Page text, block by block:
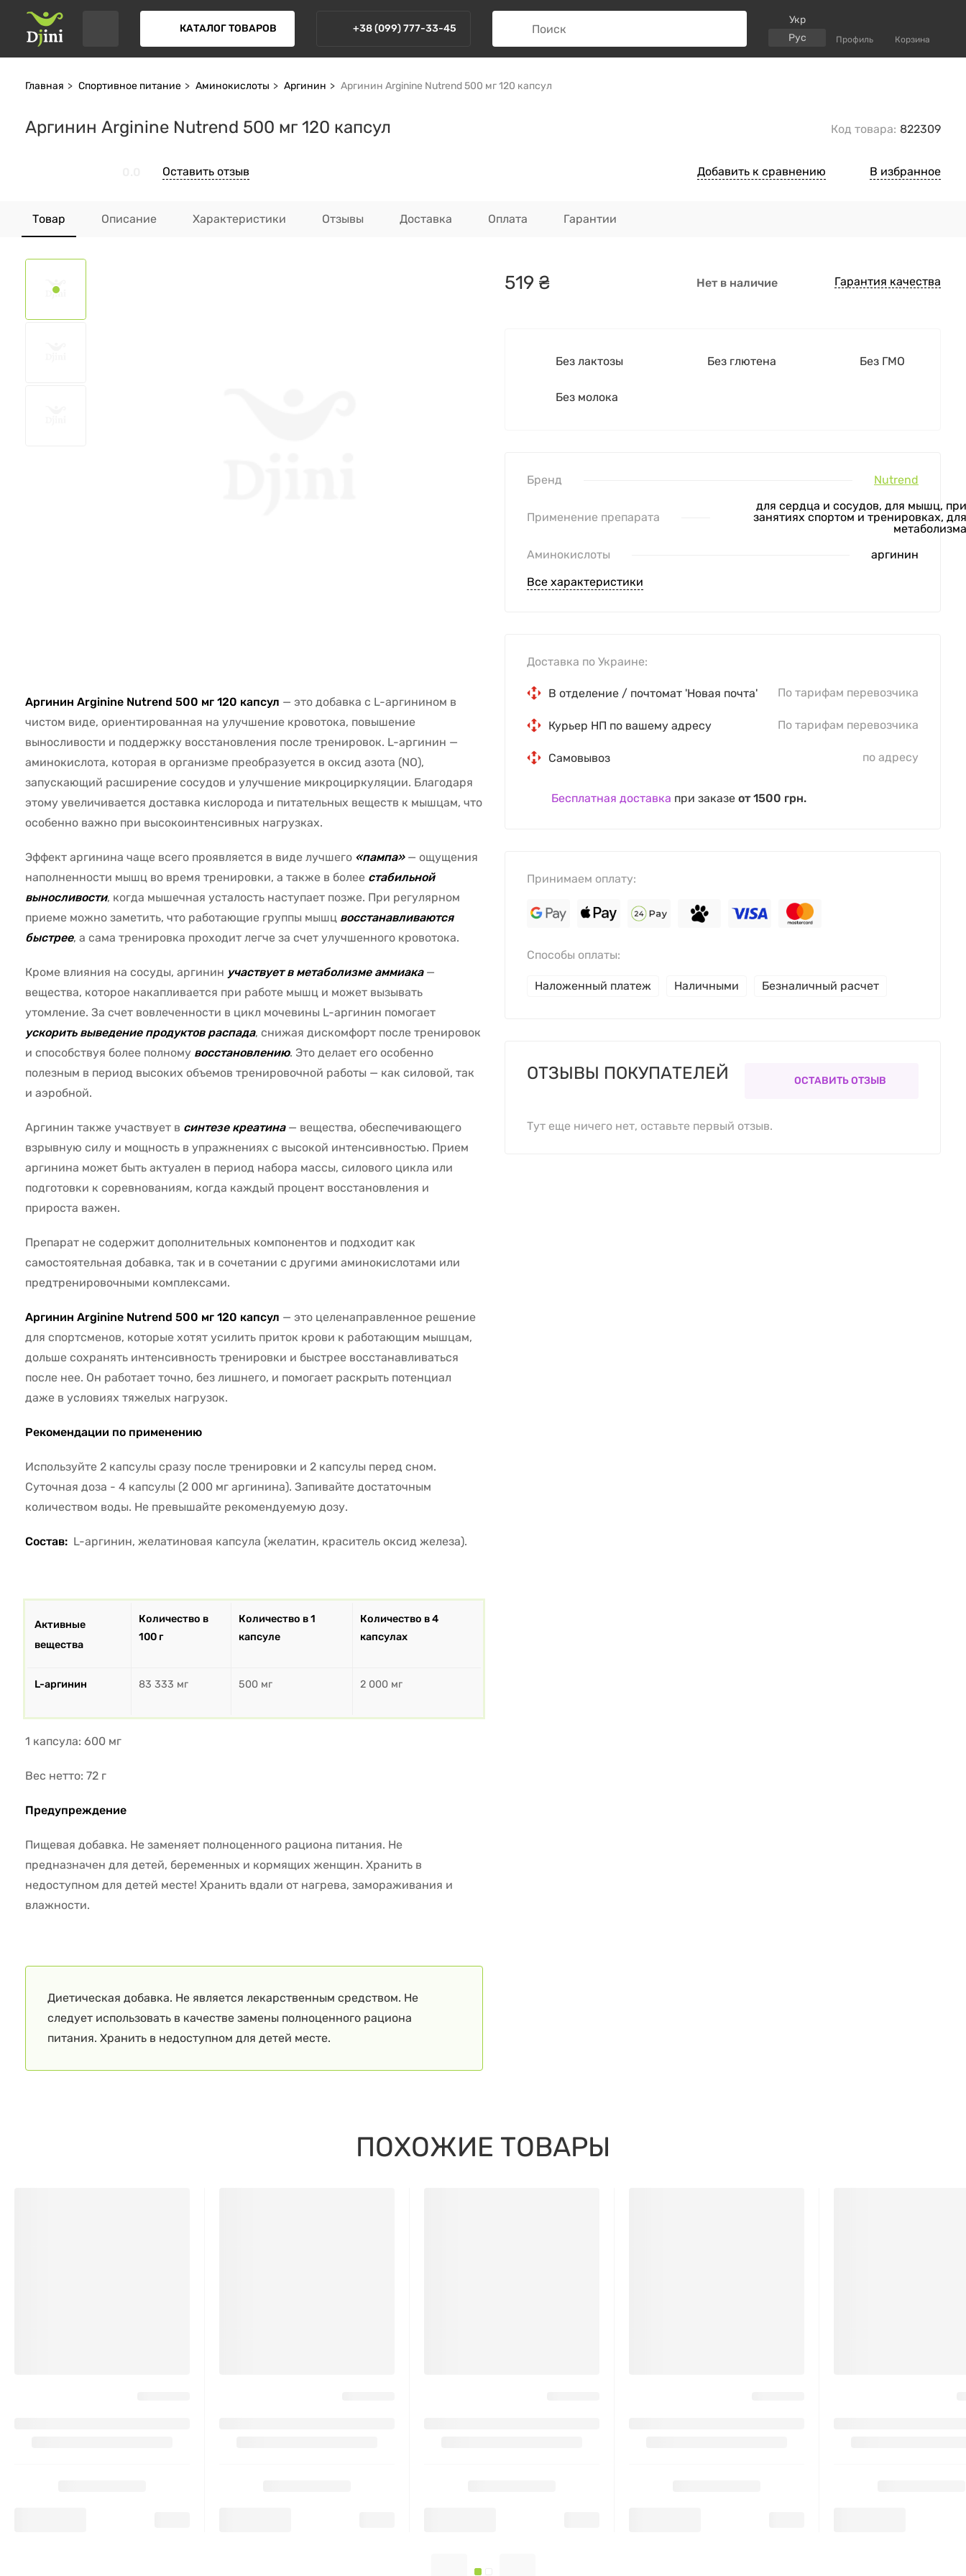
КАТАЛОГ ТОВАРОВ +38 (099) 777-33-45
Укр
Рус
Профиль Корзина
Главная Спортивное питание Аминокислоты Аргинин Аргинин Arginine Nutrend 500 мг 120 капсул
Аргинин Arginine Nutrend 500 мг 120 капсул Код товара: 822309
Оставить отзыв Добавить к сравнению В избранное
Товар Описание Характеристики Отзывы Доставка Оплата Гарантии
Диетическая добавка. Не является лекарственным средством. Не
следует использовать в качестве замены полноценного рациона
питания. Хранить в недоступном для детей месте.
Аргинин Arginine Nutrend 500 мг 120 капсул — это добавка с L-аргинином в
чистом виде, ориентированная на улучшение кровотока, повышение
выносливости и поддержку восстановления после тренировок. L-аргинин —
аминокислота, которая в организме преобразуется в оксид азота (NO),
запускающий расширение сосудов и улучшение микроциркуляции. Благодаря
этому увеличивается доставка кислорода и питательных веществ к мышцам, что
особенно важно при высокоинтенсивных нагрузках.
Эффект аргинина чаще всего проявляется в виде лучшего «пампа»— ощущения
наполненности мышц во время тренировки, а также в более стабильной
выносливости, когда мышечная усталость наступает позже. При регулярном
приеме можно заметить, что работающие группы мышц восстанавливаются
быстрее, а сама тренировка проходит легче за счет улучшенного кровотока.
Кроме влияния на сосуды, аргинин участвует в метаболизме аммиака—
вещества, которое накапливается при работе мышц и может вызывать
утомление. За счет вовлеченности в цикл мочевины L-аргинин помогает
ускорить выведение продуктов распада, снижая дискомфорт после тренировок
и способствуя более полному восстановлению. Это делает его особенно
полезным в период высоких объемов тренировочной работы — как силовой, так
и аэробной.
Аргинин также участвует в синтезе креатина— вещества, обеспечивающего
взрывную силу и мощность в упражнениях с высокой интенсивностью. Прием
аргинина может быть актуален в период набора массы, силового цикла или
подготовки к соревнованиям, когда каждый процент восстановления и
прироста важен.
Препарат не содержит дополнительных компонентов и подходит как
самостоятельная добавка, так и в сочетании с другими аминокислотами или
предтренировочными комплексами.
Аргинин Arginine Nutrend 500 мг 120 капсул — это целенаправленное решение
для спортсменов, которые хотят усилить приток крови к работающим мышцам,
дольше сохранять интенсивность тренировки и быстрее восстанавливаться
после нее. Он работает точно, без лишнего, и помогает раскрыть потенциал
даже в условиях тяжелых нагрузок.
Рекомендации по применению
Используйте 2 капсулы сразу после тренировки и 2 капсулы перед сном.
Суточная доза - 4 капсулы (2 000 мг аргинина). Запивайте достаточным
количеством воды. Не превышайте рекомендуемую дозу.
Состав: L-аргинин, желатиновая капсула (желатин, краситель оксид железа).
Активные
вещества
Количество в
100 г
Количество в 1
капсуле
Количество в 4
капсулах
L-аргинин 83 333 мг 500 мг 2 000 мг
1 капсула: 600 мг
Вес нетто: 72 г
Предупреждение
Пищевая добавка. Не заменяет полноценного рациона питания. Не
предназначен для детей, беременных и кормящих женщин. Хранить в
недоступном для детей месте! Хранить вдали от нагрева, замораживания и
влажности.
519 ₴ Нет в наличие Гарантия качества
Без лактозы Без глютена Без ГМО
Без молока
Доставка по Украине:
В отделение / почтомат 'Новая почта' По тарифам перевозчика
Курьер НП по вашему адресу По тарифам перевозчика
Самовывоз по адресу
Бесплатная доставка при заказе от 1500 грн.
Принимаем оплату:
Способы оплаты:
Наложенный платеж Наличными Безналичный расчет
Бренд Nutrend
Применение препарата
для сердца и сосудов, для мышц, при
занятиях спортом и тренировках, для
метаболизма
Аминокислоты
аргинин
Все характеристики
ОТЗЫВЫ ПОКУПАТЕЛЕЙ ОСТАВИТЬ ОТЗЫВ
Тут еще ничего нет, оставьте первый отзыв.
ПОХОЖИЕ ТОВАРЫ